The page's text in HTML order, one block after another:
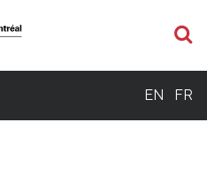
EN FR